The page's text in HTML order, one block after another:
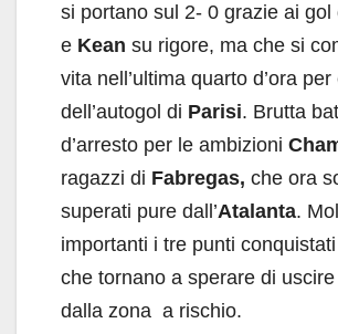
si portano sul 2- 0 grazie ai gol
e Kean su rigore, ma che si
vita nell’ultima quarto d’ora
dell’autogol di Parisi. Brutta
d’arresto per le ambizioni
ragazzi di Fabregas, che ora
superati pure dall’Atalanta.
importanti i tre punti
che tornano a sperare di
dalla zona a rischio.